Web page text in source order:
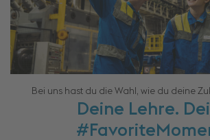
Bei uns hast du die Wahl, wie du deine
Deine Lehre.